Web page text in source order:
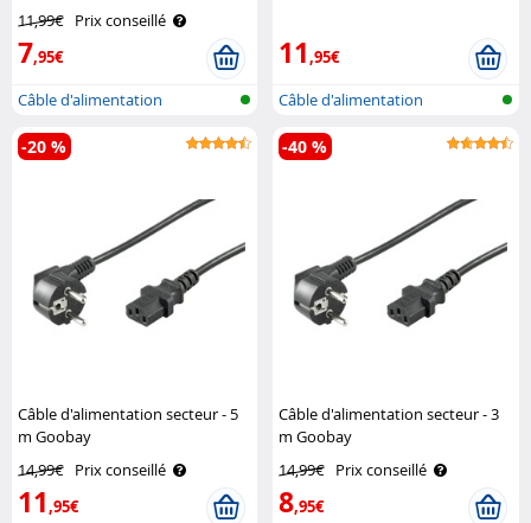
11,99€ Prix conseillé
7,95€
Câble d'alimentation
11,95€
Câble d'alimentation
Câble d'alimentation secteur - 5
m Goobay
14,99€ Prix conseillé
11,95€
-20 %
Câble d'alimentation secteur - 3
m Goobay
14,99€ Prix conseillé
8,95€
-40 %